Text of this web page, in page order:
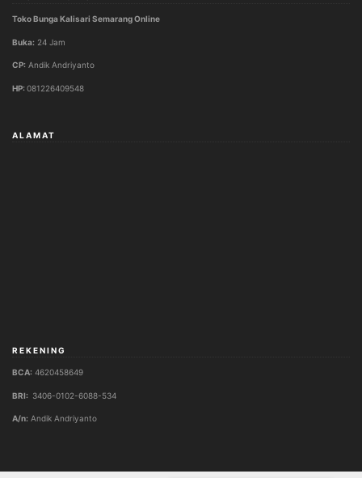
ALAMAT
Copyright © 2026 Wisma Florist Semarang